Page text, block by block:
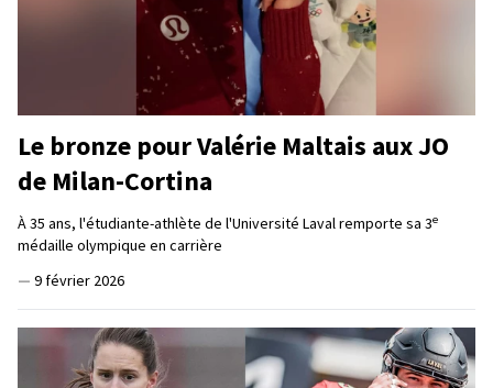
Le bronze pour Valérie Maltais aux JO
de Milan-Cortina
À 35 ans, l'étudiante-athlète de l'Université Laval remporte sa 3e
médaille olympique en carrière
— 9 février 2026